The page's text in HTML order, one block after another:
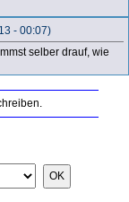
OK
- 00:07)
selber drauf, wie